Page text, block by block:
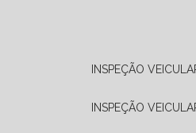
INSPEÇÃO
INSPEÇÃO